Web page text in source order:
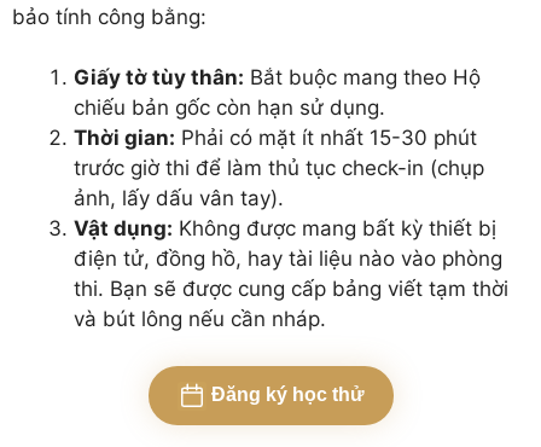
bảo tính công bằng:
Giấy tờ tùy thân: Bắt buộc mang theo Hộ
chiếu bản gốc còn hạn sử dụng.
Thời gian: Phải có mặt ít nhất 15-30 phút
trước giờ thi để làm thủ tục check-in (chụp
ảnh, lấy dấu vân tay).
Vật dụng: Không được mang bất kỳ thiết bị
điện tử, đồng hồ, hay tài liệu nào vào phòng
thi. Bạn sẽ được cung cấp bảng viết tạm thời
và bút lông nếu cần nháp.
Đăng ký học thử